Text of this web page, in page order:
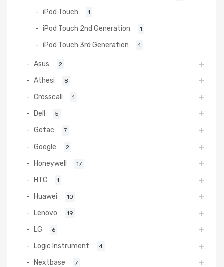
iPod Touch 1
iPod Touch 2nd Generation 1
iPod Touch 3rd Generation 1
Asus 2
Athesi 8
Crosscall 1
Dell 5
Getac 7
Google 2
Honeywell 17
HTC 1
Huawei 10
Lenovo 19
LG 6
Logic Instrument 4
Nextbase 7